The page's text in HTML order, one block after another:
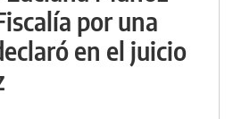
por una
en el juicio